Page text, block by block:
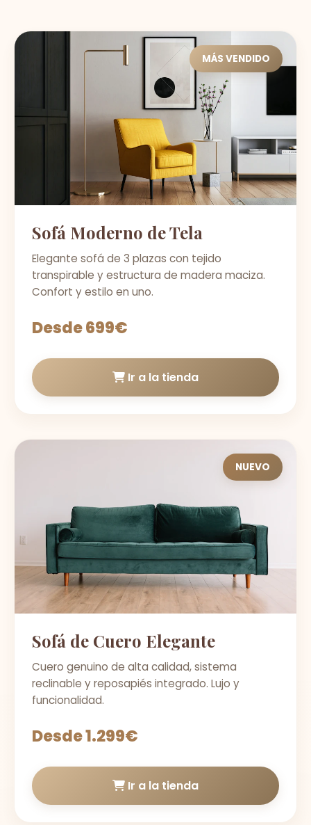
MÁS VENDIDO
Sofá Moderno de Tela
Elegante sofá de 3 plazas con tejido
transpirable y estructura de madera maciza.
Confort y estilo en uno.
Desde 699€
Ir a la tienda
NUEVO
Sofá de Cuero Elegante
Cuero genuino de alta calidad, sistema
reclinable y reposapiés integrado. Lujo y
funcionalidad.
Desde 1.299€
Ir a la tienda